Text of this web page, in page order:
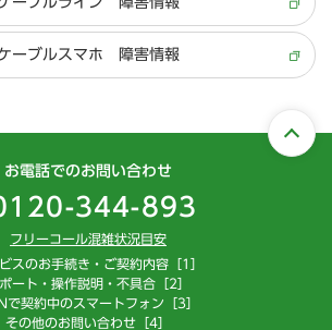
ーブルスマホ 障害情報
お電話でのお問い合わせ
344-893
フリーコール混雑状況目安
スのお手続き・ご契約内容［1］
ート・操作説明・不具合［2］
で契約中のスマートフォン［3］
その他のお問い合わせ［4］